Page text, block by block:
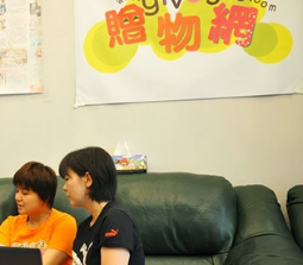
焦點企劃
社會企業